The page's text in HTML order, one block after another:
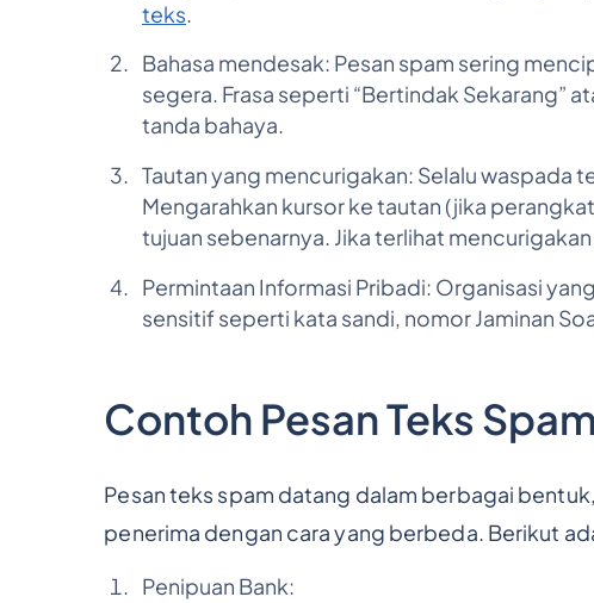
teks.
Bahasa mendesak: Pesan spam sering
segera. Frasa seperti “Bertindak Sekarang”
tanda bahaya.
Tautan yang mencurigakan: Selalu waspada
Mengarahkan kursor ke tautan (jika
tujuan sebenarnya. Jika terlihat
Permintaan Informasi Pribadi: Organisasi
sensitif seperti kata sandi, nomor Jaminan
Contoh Pesan Teks Spam
Pesan teks spam datang dalam berbagai
penerima dengan cara yang berbeda. Berikut
Penipuan Bank: